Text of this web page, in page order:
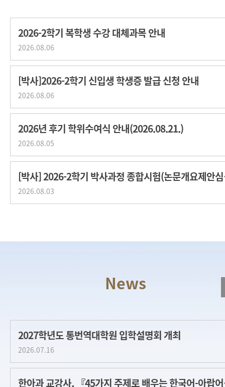
2026-2학기 복학생 수강 대체과목 안내
2026.08.06
[박사]2026-2학기 신입생 학생증 발급 신청 안내
2026.08.06
2026년 후기 학위수여식 안내(2026.08.21.)
2026.08.05
[박사
2026.08.03
2027학년도 통번역대학원 입학설명회 개최
2026.07.16
한아